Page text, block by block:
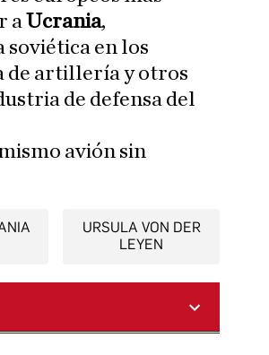
aUcrania,
en los
de artillería y otros
de defensa del
avión sin
URSULA VON DER
LEYEN